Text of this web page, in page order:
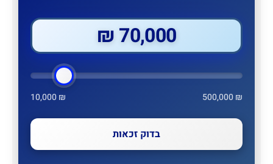
70,000 ₪
10,000 ₪ 500,000 ₪
בדוק זכאות